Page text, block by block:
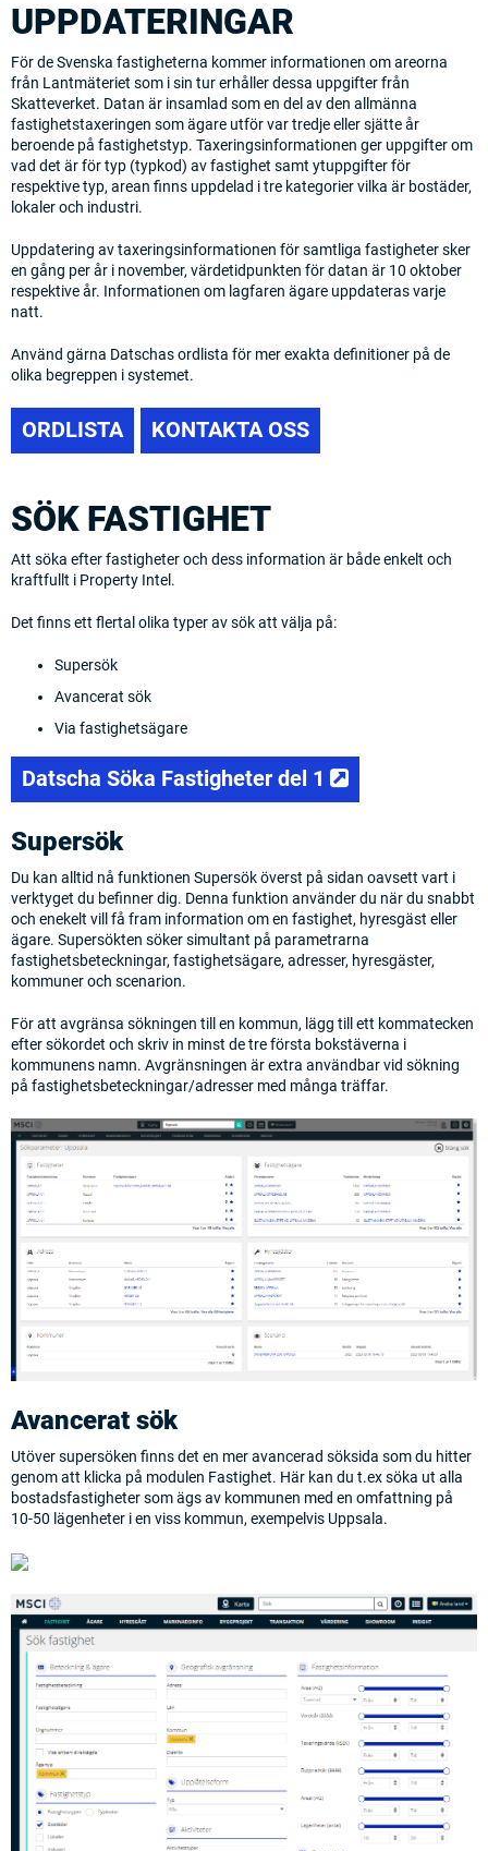
UPPDATERINGAR
För de Svenska fastigheterna kommer informationen om areorna
från Lantmäteriet som i sin tur erhåller dessa uppgifter från
Skatteverket. Datan är insamlad som en del av den allmänna
fastighetstaxeringen som ägare utför var tredje eller sjätte år
beroende på fastighetstyp. Taxeringsinformationen ger uppgifter om
vad det är för typ (typkod) av fastighet samt ytuppgifter för
respektive typ, arean finns uppdelad i tre kategorier vilka är bostäder,
lokaler och industri.
Uppdatering av taxeringsinformationen för samtliga fastigheter sker
en gång per år i november, värdetidpunkten för datan är 10 oktober
respektive år. Informationen om lagfaren ägare uppdateras varje
natt.
Använd gärna Datschas ordlista för mer exakta definitioner på de
olika begreppen i systemet.
ORDLISTA KONTAKTA OSS
SÖK FASTIGHET
Att söka efter fastigheter och dess information är både enkelt och
kraftfullt i Property Intel.
Det finns ett flertal olika typer av sök att välja på:
Supersök
Avancerat sök
Via fastighetsägare
Datscha Söka Fastigheter del 1 (opens in a
Supersök
Du kan alltid nå funktionen Supersök överst på sidan oavsett vart i
verktyget du befinner dig. Denna funktion använder du när du snabbt
och enekelt vill få fram information om en fastighet, hyresgäst eller
ägare. Supersökten söker simultant på parametrarna
fastighetsbeteckningar, fastighetsägare, adresser, hyresgäster,
kommuner och scenarion.
För att avgränsa sökningen till en kommun, lägg till ett kommatecken
efter sökordet och skriv in minst de tre första bokstäverna i
kommunens namn. Avgränsningen är extra användbar vid sökning
på fastighetsbeteckningar/adresser med många träffar.
Avancerat sök
Utöver supersöken finns det en mer avancerad söksida som du hitter
genom att klicka på modulen Fastighet. Här kan du t.ex söka ut alla
bostadsfastigheter som ägs av kommunen med en omfattning på
10-50 lägenheter i en viss kommun, exempelvis Uppsala.